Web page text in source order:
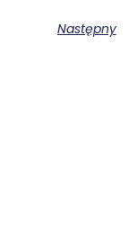
Następny